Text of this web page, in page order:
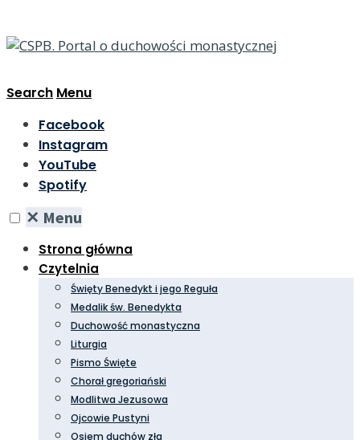
Search Menu
Facebook
Instagram
YouTube
Spotify
✕ Menu
Strona główna
Czytelnia
Święty Benedykt i jego Reguła
Medalik św. Benedykta
Duchowość monastyczna
Liturgia
Pismo Święte
Chorał gregoriański
Modlitwa Jezusowa
Ojcowie Pustyni
Osiem duchów zła